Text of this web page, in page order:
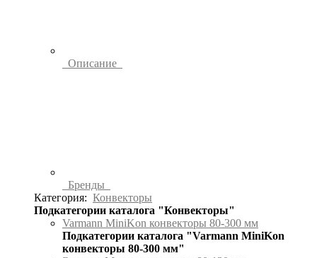
Описание
Бренды
Категория: Конвекторы
Подкатегории каталога "Конвекторы"
Varmann MiniKon конвекторы 80-300 мм
Подкатегории каталога "Varmann MiniKon
конвекторы 80-300 мм"